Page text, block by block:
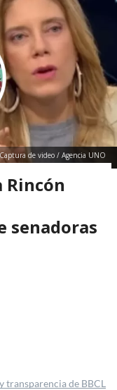
Captura de video / Agencia UNO
Rincón
senadoras
transparencia de BBCL